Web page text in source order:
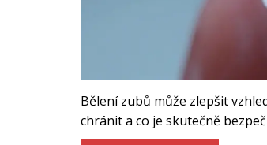
Bělení zubů může zlepšit
chránit a co je skutečně